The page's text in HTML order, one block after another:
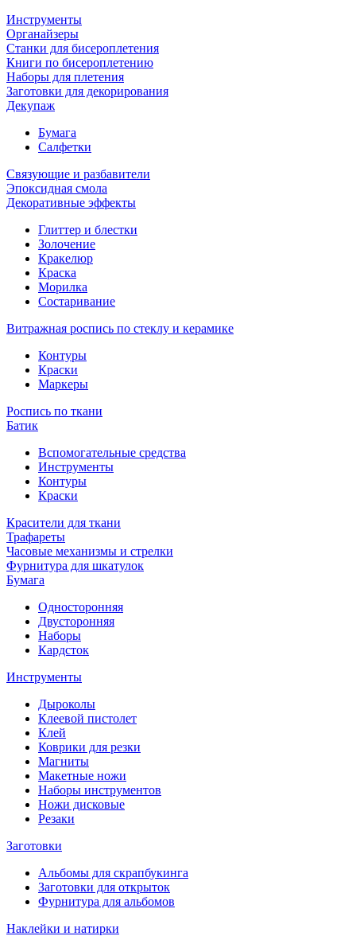
Инструменты
Органайзеры
Станки для бисероплетения
Книги по бисероплетению
Наборы для плетения
Заготовки для декорирования
Декупаж
Бумага
Салфетки
Связующие и разбавители
Эпоксидная смола
Декоративные эффекты
Глиттер и блестки
Золочение
Кракелюр
Краска
Морилка
Состаривание
Витражная роспись по стеклу и керамике
Контуры
Краски
Маркеры
Роспись по ткани
Батик
Вспомогательные средства
Инструменты
Контуры
Краски
Красители для ткани
Трафареты
Часовые механизмы и стрелки
Фурнитура для шкатулок
Бумага
Односторонняя
Двусторонняя
Наборы
Кардсток
Инструменты
Дыроколы
Клеевой пистолет
Клей
Коврики для резки
Магниты
Макетные ножи
Наборы инструментов
Ножи дисковые
Резаки
Заготовки
Альбомы для скрапбукинга
Заготовки для открыток
Фурнитура для альбомов
Наклейки и натирки